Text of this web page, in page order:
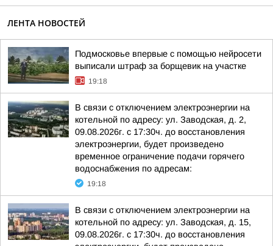
ЛЕНТА НОВОСТЕЙ
Подмосковье впервые с помощью нейросети
выписали штраф за борщевик на участке
19:18
В связи с отключением электроэнергии на
котельной по адресу: ул. Заводская, д. 2,
09.08.2026г. с 17:30ч. до восстановления
электроэнергии, будет произведено
временное ограничение подачи горячего
водоснабжения по адресам:
19:18
В связи с отключением электроэнергии на
котельной по адресу: ул. Заводская, д. 15,
09.08.2026г. с 17:30ч. до восстановления